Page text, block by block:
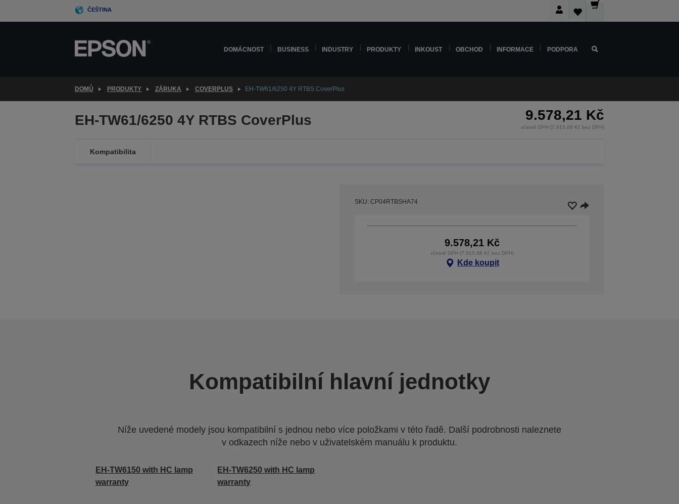
ČEŠTINA
DOMÁCNOST BUSINESS INDUSTRY PRODUKTY INKOUST OBCHOD INFORMACE PODPORA
DOMŮ PRODUKTY ZÁRUKA COVERPLUS EH-TW61/6250 4Y RTBS CoverPlus
EH-TW61/6250 4Y RTBS CoverPlus 9.578,21 Kč
včetně DPH (7.915,88 Kč bez DPH)
Kompatibilita
SKU: CP04RTBSHA74
9.578,21 Kč
včetně DPH (7.915,88 Kč bez DPH)
Kde koupit
Kompatibilní hlavní jednotky
Níže uvedené modely jsou kompatibilní s jednou nebo více položkami v této řadě. Další podrobnosti naleznete
v odkazech níže nebo v uživatelském manuálu k produktu.
EH-TW6150 with HC lamp
warranty
EH-TW6250 with HC lamp
warranty